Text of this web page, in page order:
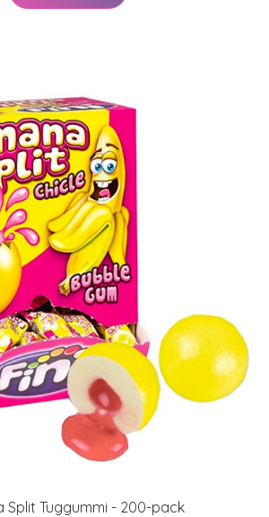
Split Tuggummi - 200-pack